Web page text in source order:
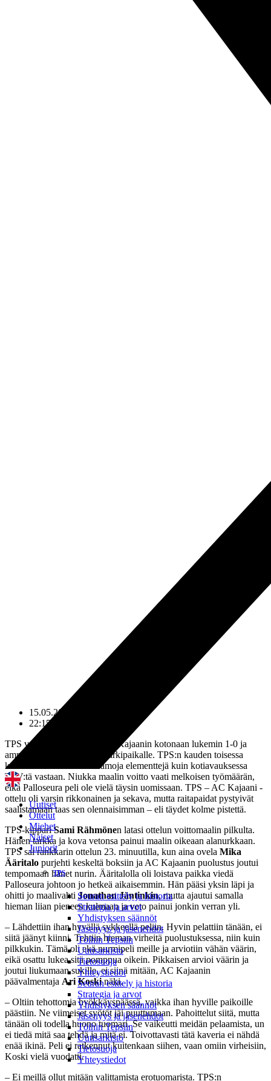
Uutiset
Ottelut
Miehet
Naiset
Juniorit
TPS
Seuran esittely ja historia
Strategia ja arvot
Yhdistyksen säännöt
Jäsenyys ja jäsenehdot
Töihin Tepsiin
Uutisarkisto
Tietosuoja
Yhteystiedot
Seuran esittely ja historia
Strategia ja arvot
Yhdistyksen säännöt
Jäsenyys ja jäsenehdot
Töihin Tepsiin
Uutisarkisto
Tietosuoja
Yhteystiedot
15.05.2019
22:15
TPS voitti keskiviikkona AC Kajaanin kotonaan lukemin 1-0 ja
ampaisi samalla Ykkösen kärkipaikalle. TPS:n kauden toisessa
kotiottelussa oli hieman samoja elementtejä kuin kotiavauksessa
TPV:tä vastaan. Niukka maalin voitto vaati melkoisen työmäärän,
eikä Palloseura peli ole vielä täysin uomissaan. TPS – AC Kajaani -
ottelu oli varsin rikkonainen ja sekava, mutta raitapaidat pystyivät
saalistamaan taas sen olennaisimman – eli täydet kolme pistettä.
TPS-kippariSami Rähmönen latasi ottelun voittomaalin pilkulta.
Hänen tarkka ja kova vetonsa painui maalin oikeaan alanurkkaan.
TPS sai rankkarin ottelun 23. minuutilla, kun aina ovela Mika
Ääritalo purjehti keskeltä boksiin ja AC Kajaanin puolustus joutui
tempomaan hänet nurin. Ääritalolla oli loistava paikka viedä
Palloseura johtoon jo hetkeä aikaisemmin. Hän pääsi yksin läpi ja
ohitti jo maalivahti Jonathan Jäntinkin, mutta ajautui samalla
hieman liian pieneen kulmaan ja veto painui jonkin verran yli.
– Lähdettiin ihan hyvällä sykkeellä peliin. Hyvin pelattiin tänään, ei
siitä jäänyt kiinni. Tehtiin hieman virheitä puolustuksessa, niin kuin
pilkkukin. Tämä oli ekä nurmipeli meille ja arviotiin vähän väärin,
eikä osattu lukea sitä pomppua oikein. Pikkaisen arvioi väärin ja
joutui liukumaan sukille, ei siinä mitään, AC Kajaanin
päävalmentaja Ari Koskinäki.
– Oltiin tehottomia hyökkäyspäässä, vaikka ihan hyville paikoille
päästiin. Ne viimeiset syötöt jäi puuttumaan. Pahoittelut siitä, mutta
tänään oli todella huono tuomari. Se vaikeutti meidän pelaamista, un
ei tiedä mitä saa tehdä ja mitä ei. Toivottavasti tätä kaveria ei nähdä
enää ikinä. Peli ei ratkennut kuitenkaan siihen, vaan omiin virheisiin,
Koski vielä vuodatti.
– Ei meillä ollut mitään valittamista erotuomarista. TPS:n